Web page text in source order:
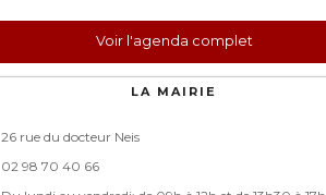
Voir l'agenda complet
LA MAIRIE
26 rue du docteur Neis
02 98 70 40 66